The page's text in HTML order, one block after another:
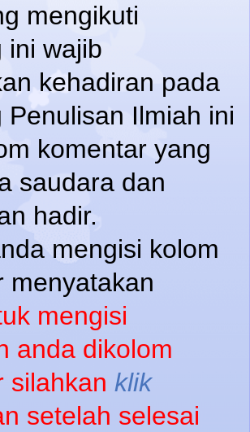
mengikuti
ini wajib
kehadiran pada
Penulisan Ilmiah ini
komentar yang
saudara dan
hadir.
mengisi kolom
menyatakan
mengisi
anda dikolom
silahkan klik
setelah selesai